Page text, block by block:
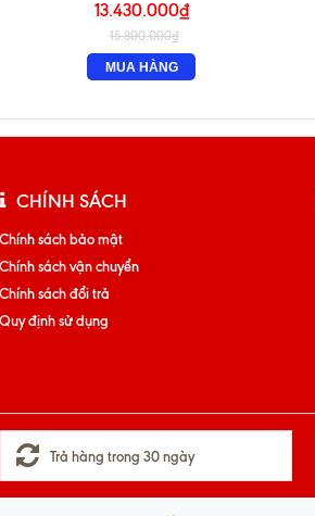
13.430.000₫
15.800.000₫
MUA HÀNG
CHÍNH SÁCH
Chính sách bảo mật
Chính sách vận chuyển
Chính sách đổi trả
Quy định sử dụng
Trả hàng trong 30 ngày